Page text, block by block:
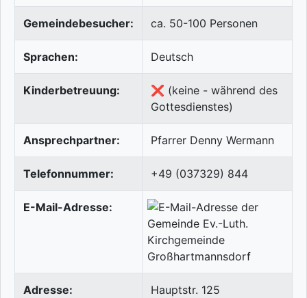
Gemeindebesucher: ca. 50-100 Personen
Sprachen: Deutsch
Kinderbetreuung:
❌ (keine - während des
Gottesdienstes)
Ansprechpartner: Pfarrer Denny Wermann
Telefonnummer: +49 (037329) 844
E-Mail-Adresse:
Adresse:
Hauptstr. 125